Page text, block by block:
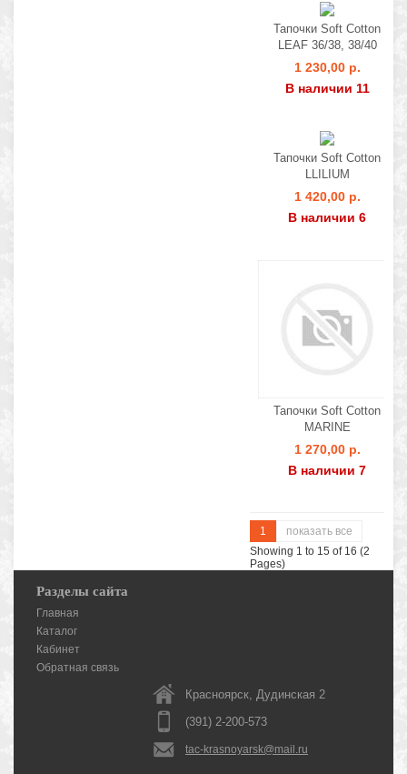
Тапочки Soft Cotton
LEAF 36/38, 38/40
1 230,00 р.
В наличии 11
Тапочки Soft Cotton
LLILIUM
1 420,00 р.
В наличии 6
Тапочки Soft Cotton
MARINE
1 270,00 р.
В наличии 7
1
показать все
Showing 1 to 15 of 16 (2
Pages)
Разделы сайта
Главная
Каталог
Кабинет
Обратная связь
Красноярск, Дудинская 2
(391) 2-200-573
tac-krasnoyarsk@mail.ru